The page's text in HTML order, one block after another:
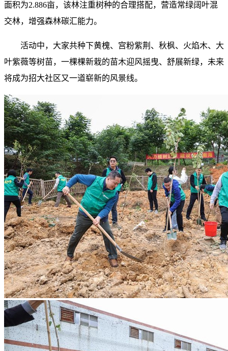
面积为2.886亩，该林注重树种的合理搭配，营造常绿阔叶混
交林，增强森林碳汇能力。
活动中，大家共种下黄槐、宫粉紫荆、秋枫、火焰木、大
叶紫薇等树苗，一棵棵新栽的苗木迎风摇曳、舒展新绿，未来
将成为招大社区又一道崭新的风景线。